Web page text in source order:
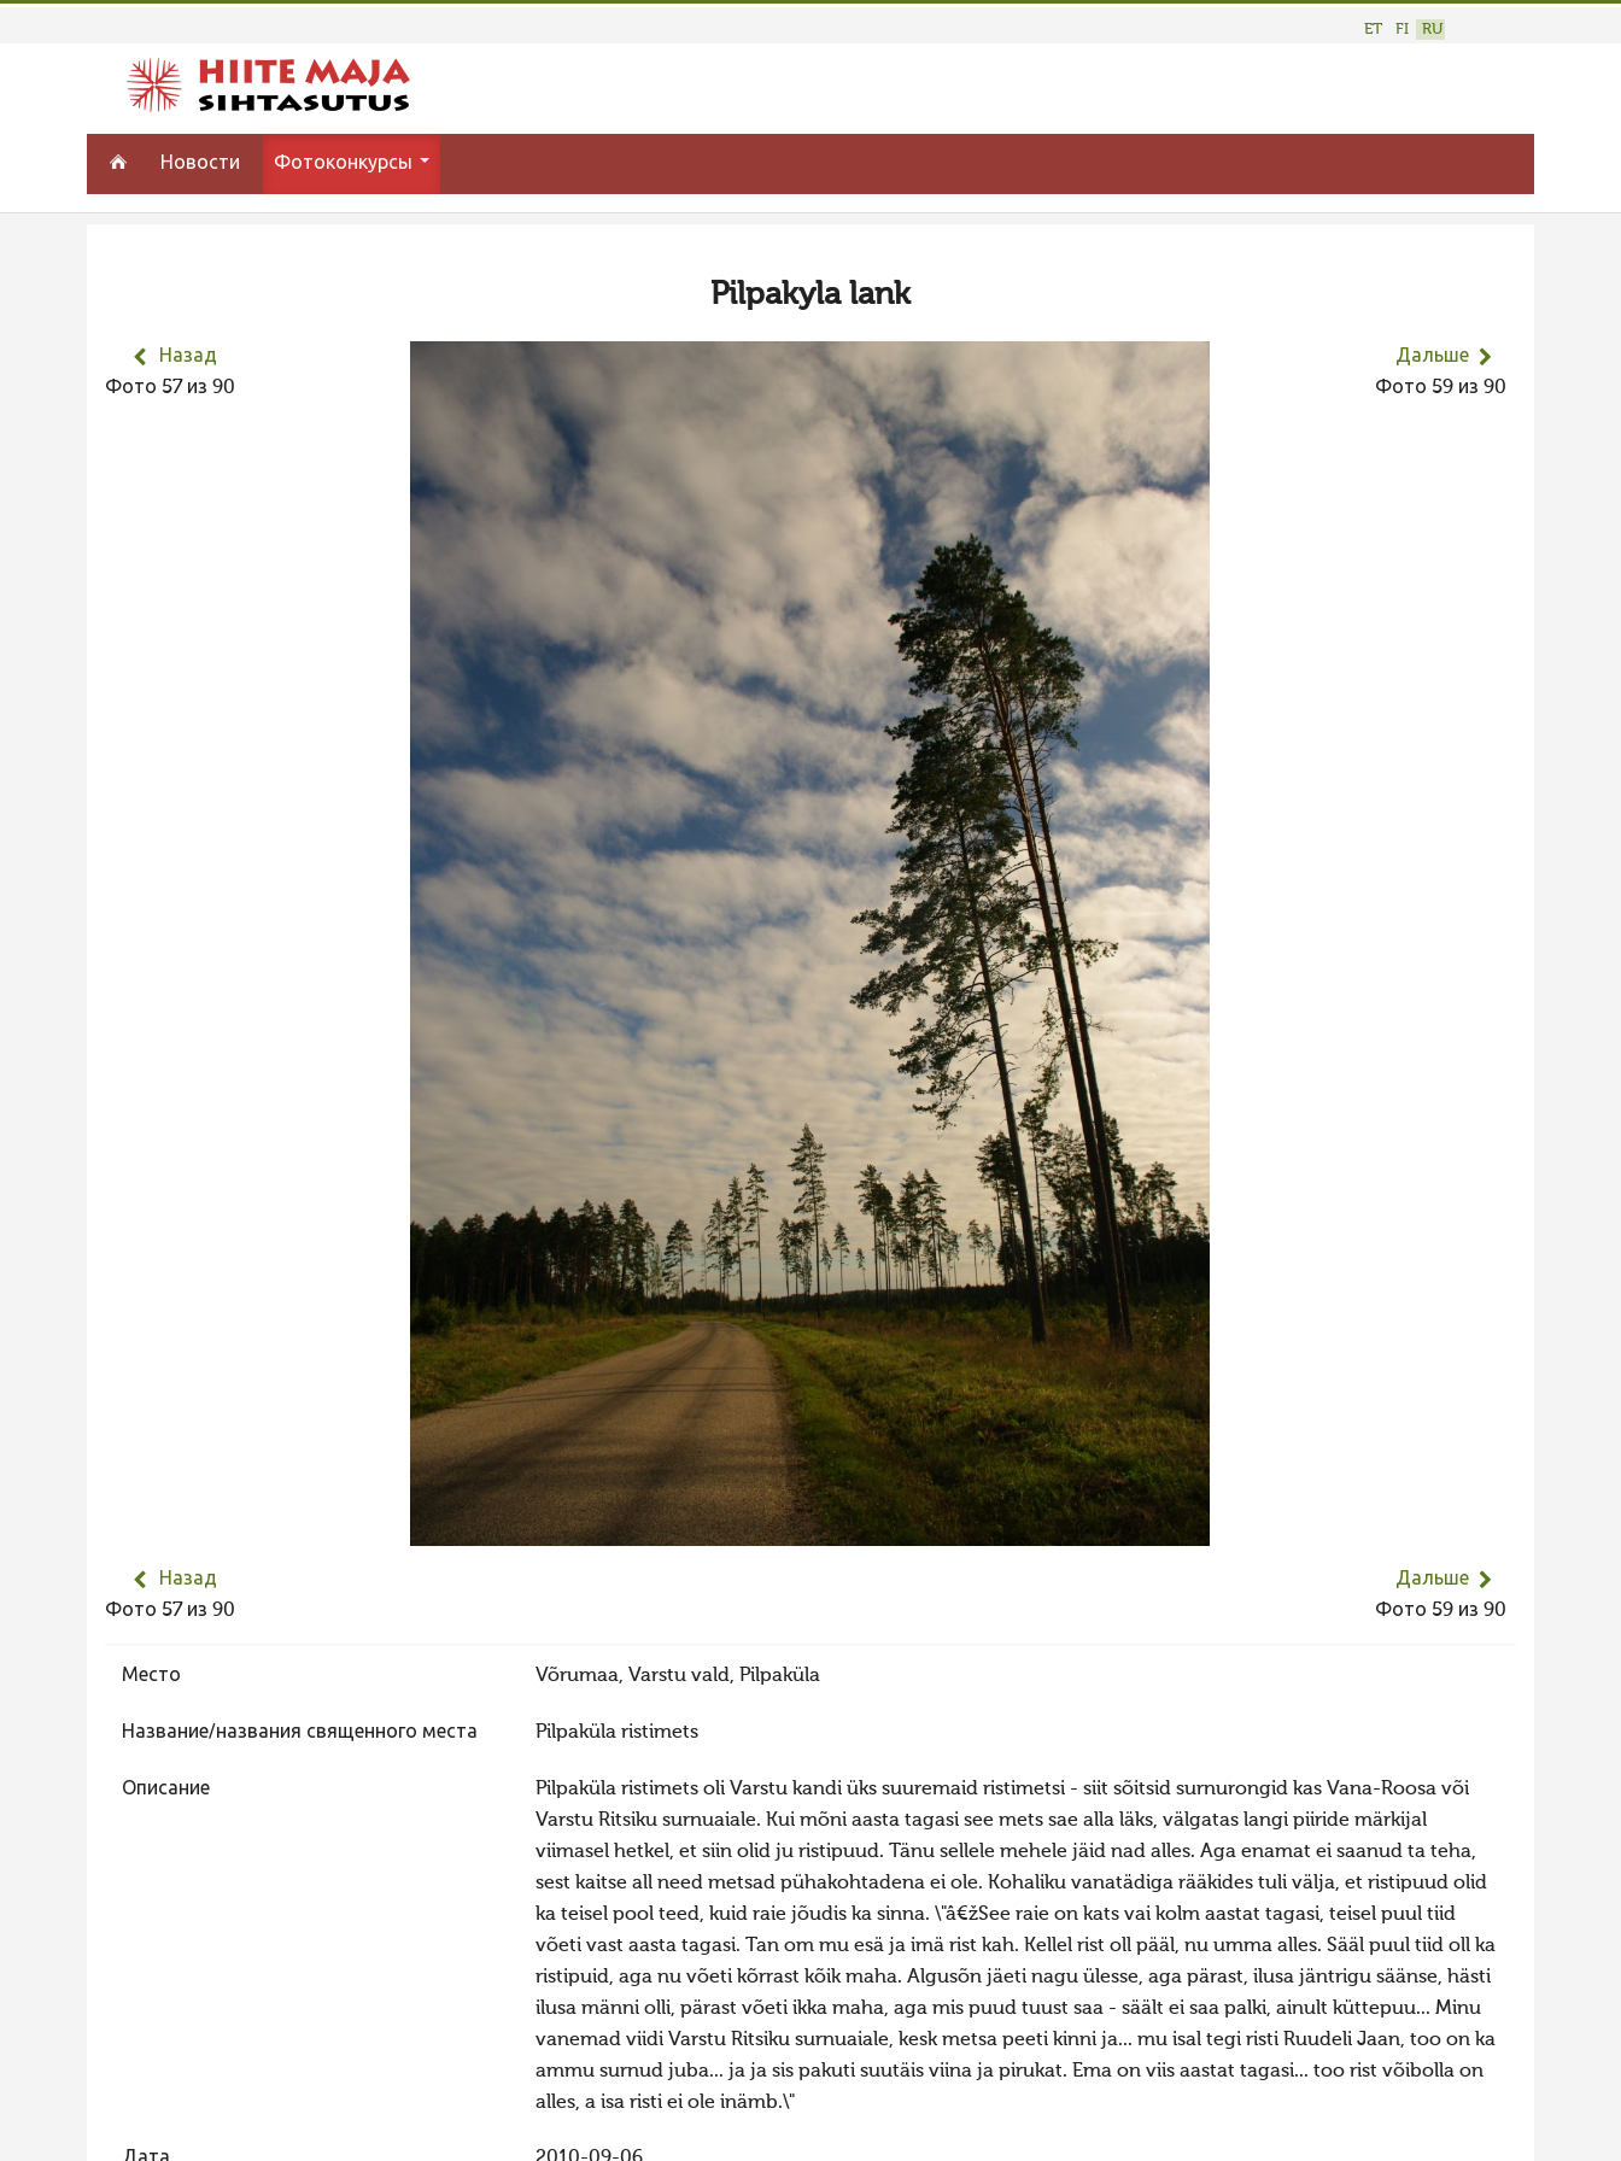
ET FI RU
Новости Фотоконкурсы
Pilpakyla lank
Назад
Фото 57 из 90
Дальше
Фото 59 из 90
Назад
Фото 57 из 90
Дальше
Фото 59 из 90
Место Võrumaa, Varstu vald, Pilpaküla
Название/названия священного места Pilpaküla ristimets
Описание
Pilpaküla ristimets oli Varstu kandi üks suuremaid ristimetsi - siit sõitsid surnurongid kas Vana-Roosa või
Varstu Ritsiku surnuaiale. Kui mõni aasta tagasi see mets sae alla läks, välgatas langi piiride märkijal
viimasel hetkel, et siin olid ju ristipuud. Tänu sellele mehele jäid nad alles. Aga enamat ei saanud ta teha,
sest kaitse all need metsad pühakohtadena ei ole. Kohaliku vanatädiga rääkides tuli välja, et ristipuud olid
ka teisel pool teed, kuid raie jõudis ka sinna. \"â€žSee raie on kats vai kolm aastat tagasi, teisel puul tiid
võeti vast aasta tagasi. Tan om mu esä ja imä rist kah. Kellel rist oll pääl, nu umma alles. Sääl puul tiid oll ka
ristipuid, aga nu võeti kõrrast kõik maha. Algusõn jäeti nagu ülesse, aga pärast, ilusa jäntrigu säänse, hästi
ilusa männi olli, pärast võeti ikka maha, aga mis puud tuust saa - säält ei saa palki, ainult küttepuu... Minu
vanemad viidi Varstu Ritsiku surnuaiale, kesk metsa peeti kinni ja... mu isal tegi risti Ruudeli Jaan, too on ka
ammu surnud juba... ja ja sis pakuti suutäis viina ja pirukat. Ema on viis aastat tagasi... too rist võibolla on
alles, a isa risti ei ole inämb.\"